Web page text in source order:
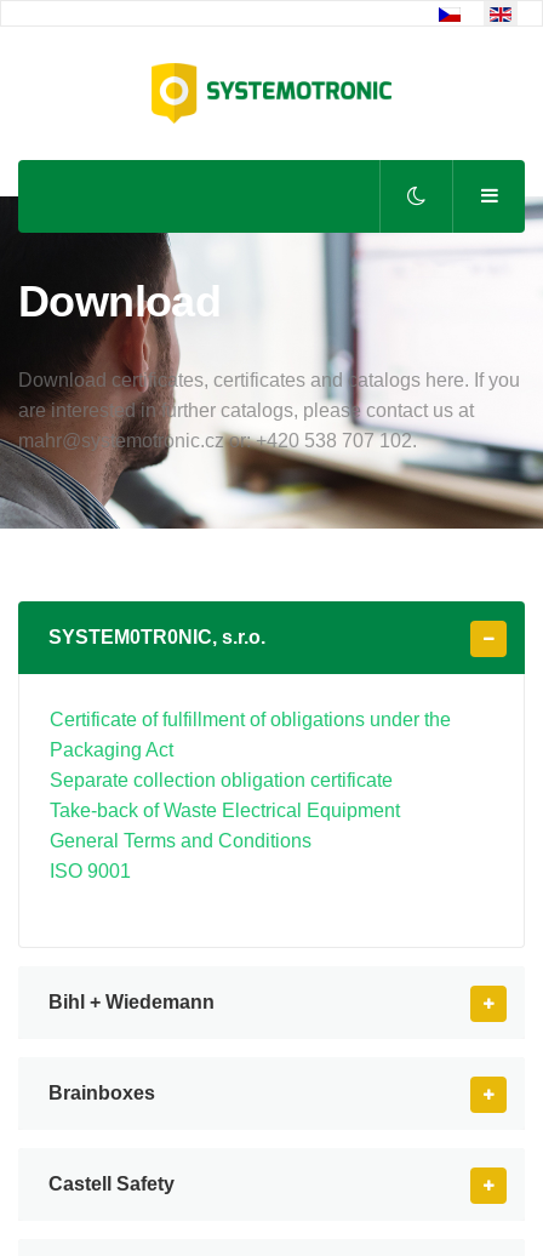
Select your
Download
Download certificates, certificates and catalogs here. If you
are interested in further catalogs, please contact us at
mahr@systemotronic.cz or: +420 538 707 102.
SYSTEM0TR0NIC, s.r.o.
Certificate of fulfillment of obligations under the
Packaging Act
Separate collection obligation certificate
Take-back of Waste Electrical Equipment
General Terms and Conditions
ISO 9001
Bihl + Wiedemann
Brainboxes
Castell Safety